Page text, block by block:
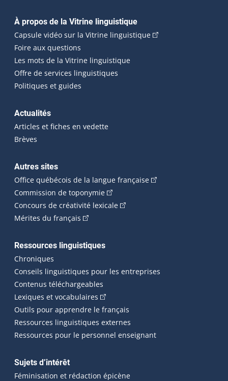
Navigation principale
À propos de la Vitrine linguistique
Capsule vidéo sur la Vitrine linguistique(Cet hyperlien
Foire aux questions
Les mots de la Vitrine linguistique
Offre de services linguistiques
Politiques et guides
Actualités
Articles et fiches en vedette
Brèves
Autres sites
Office québécois de la langue française(Cet hyperlien
Commission de toponymie(Cet hyperlien externe s'ouvrira
Concours de créativité lexicale(Cet hyperlien externe
Mérites du français (Cet hyperlien externe s'ouvrira dans une
Ressources linguistiques
Chroniques
Conseils linguistiques pour les entreprises
Contenus téléchargeables
Lexiques et vocabulaires (Cet hyperlien externe s'ouvrira
Outils pour apprendre le français
Ressources linguistiques externes
Ressources pour le personnel enseignant
Sujets d’intérêt
Féminisation et rédaction épicène